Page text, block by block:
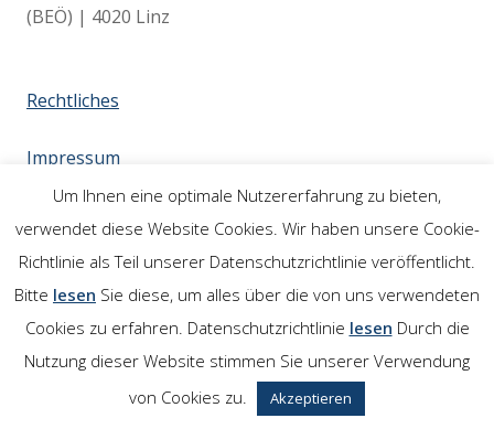
(BEÖ) | 4020 Linz
Rechtliches
Impressum
Um Ihnen eine optimale Nutzererfahrung zu bieten,
verwendet diese Website Cookies. Wir haben unsere Cookie-
Richtlinie als Teil unserer Datenschutzrichtlinie veröffentlicht.
Bitte lesen Sie diese, um alles über die von uns verwendeten
Cookies zu erfahren. Datenschutzrichtlinie lesen Durch die
Nutzung dieser Website stimmen Sie unserer Verwendung
von Cookies zu.
Akzeptieren